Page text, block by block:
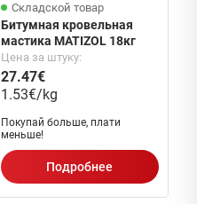
Складской товар
Битумная кровельная
мастика MATIZOL 18кг
Цена за штуку:
27.47€
1.53€/kg
Покупай больше, плати
меньше!
Подробнее